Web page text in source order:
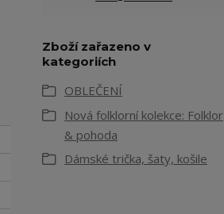
Zboží zařazeno v
kategoriích
OBLEČENÍ
Nová folklorní kolekce: Folklor
& pohoda
Dámské trička, šaty, košile